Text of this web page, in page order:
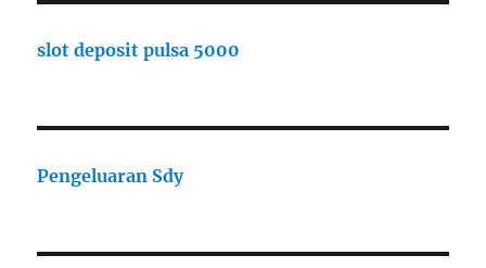
slot deposit pulsa 5000
Pengeluaran Sdy